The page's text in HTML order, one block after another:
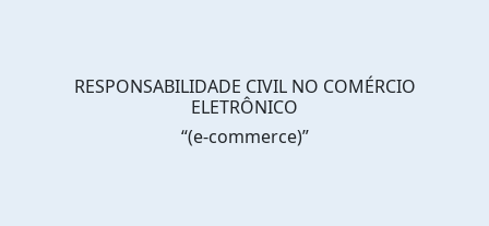
RESPONSABILIDADE CIVIL NO COMÉRCIO
ELETRÔNICO
“(e-commerce)”